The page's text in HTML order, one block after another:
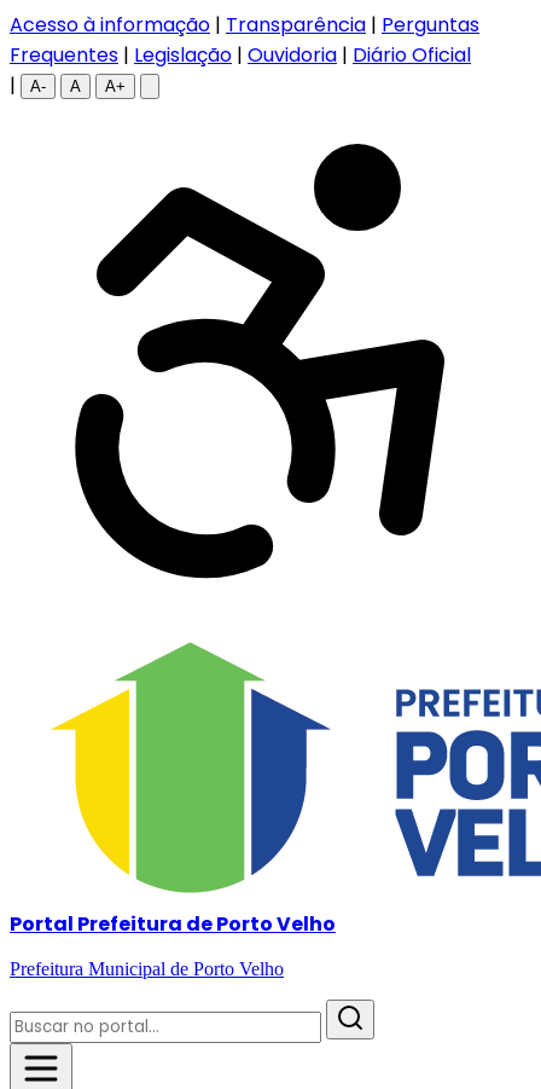
Acesso à informação | Transparência | Perguntas
Frequentes | Legislação | Ouvidoria | Diário Oficial
|
A- A A+
Portal Prefeitura de Porto Velho
Prefeitura Municipal de Porto Velho